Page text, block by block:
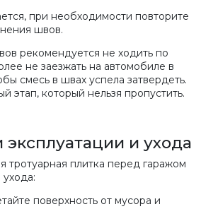
при необходимости повторите
швов.
рекомендуется не ходить по
не заезжать на автомобиле в
смесь в швах успела затвердеть.
этап, который нельзя пропустить.
и ухода
тротуарная плитка перед гаражом
поверхность от мусора и